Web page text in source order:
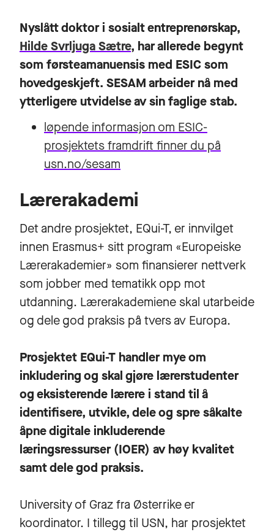
Nyslått doktor i sosialt entreprenørskap,
Hilde Svrljuga Sætre, har allerede begynt
som førsteamanuensis med ESIC som
hovedgeskjeft. SESAM arbeider nå med
ytterligere utvidelse av sin faglige stab.
løpende informasjon om ESIC-
prosjektets framdrift finner du på
usn.no/sesam
Lærerakademi
Det andre prosjektet, EQui-T, er innvilget
innen Erasmus+ sitt program «Europeiske
Lærerakademier» som finansierer nettverk
som jobber med tematikk opp mot
utdanning. Lærerakademiene skal utarbeide
og dele god praksis på tvers av Europa.
Prosjektet EQui-T handler mye om
inkludering og skal gjøre lærerstudenter
og eksisterende lærere i stand til å
identifisere, utvikle, dele og spre såkalte
åpne digitale inkluderende
læringsressurser (IOER) av høy kvalitet
samt dele god praksis.
University of Graz fra Østerrike er
koordinator. I tillegg til USN, har prosjektet